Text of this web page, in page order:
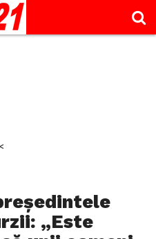
<
„Este